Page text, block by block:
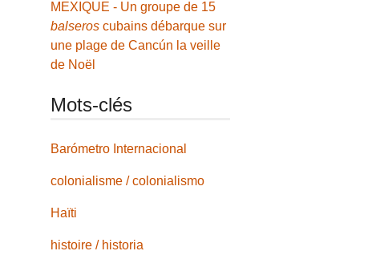
MEXIQUE - Un groupe de 15
balseros cubains débarque sur
une plage de Cancún la veille
de Noël
Mots-clés
Barómetro Internacional
colonialisme / colonialismo
Haïti
histoire / historia